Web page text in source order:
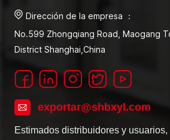
Dirección de la empresa ：
No.599 Zhongqiang Road, Maogang
District Shanghai,China
exportar@shbxyl.com
Estimados distribuidores y usuarios,